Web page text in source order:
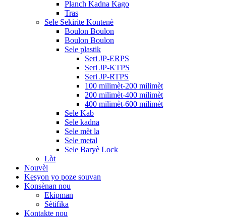
Planch Kadna Kago
Tras
Sele Sekirite Kontenè
Boulon Boulon
Boulon Boulon
Sele plastik
Seri JP-ERPS
Seri JP-KTPS
Seri JP-RTPS
100 milimèt-200 milimèt
200 milimèt-400 milimèt
400 milimèt-600 milimèt
Sele Kab
Sele kadna
Sele mèt la
Sele metal
Sele Baryè Lock
Lòt
Nouvèl
Kesyon yo poze souvan
Konsènan nou
Ekipman
Sètifika
Kontakte nou